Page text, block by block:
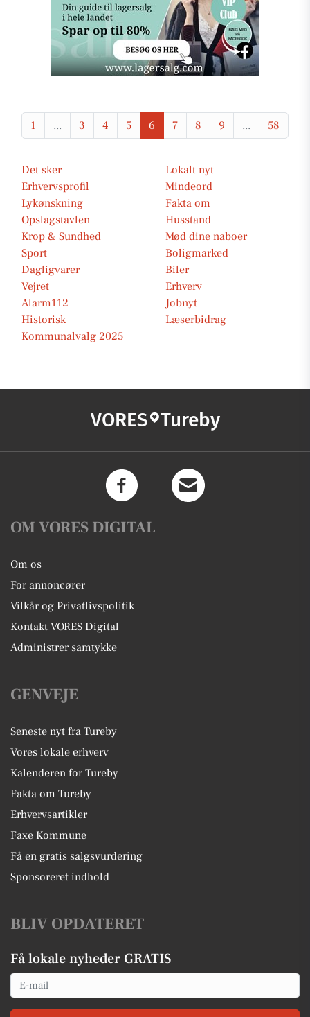
1 ... 3 4 5 6 7 8 9 ... 58
Det sker
Lokalt nyt
Erhvervsprofil
Mindeord
Lykønskning
Fakta om
Opslagstavlen
Husstand
Krop & Sundhed
Mød dine naboer
Sport
Boligmarked
Dagligvarer
Biler
Vejret
Erhverv
Alarm112
Jobnyt
Historisk
Læserbidrag
Kommunalvalg 2025
VORES Tureby
OM VORES DIGITAL
Om os
For annoncører
Vilkår og Privatlivspolitik
Kontakt VORES Digital
Administrer samtykke
GENVEJE
Seneste nyt fra Tureby
Vores lokale erhverv
Kalenderen for Tureby
Fakta om Tureby
Erhvervsartikler
Faxe Kommune
Få en gratis salgsvurdering
Sponsoreret indhold
BLIV OPDATERET
Få lokale nyheder GRATIS
Email